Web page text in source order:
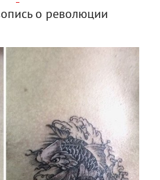
о революции